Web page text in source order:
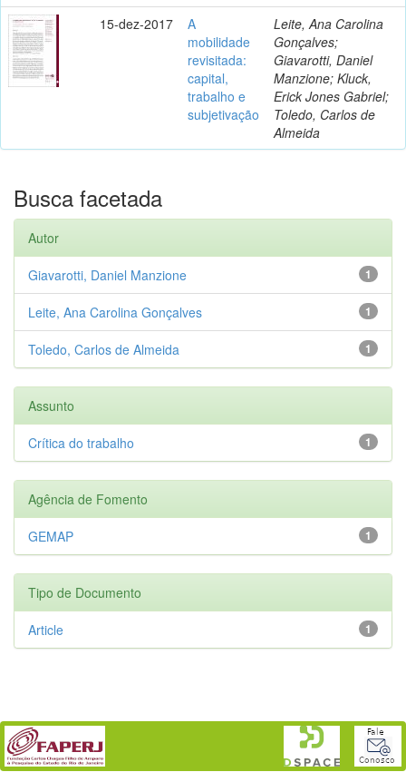
15-dez-2017
A
mobilidade
revisitada:
capital,
trabalho e
subjetivação
Leite, Ana Carolina
Gonçalves;
Giavarotti, Daniel
Manzione; Kluck,
Erick Jones Gabriel;
Toledo, Carlos de
Almeida
Busca facetada
Autor
1
Giavarotti, Daniel Manzione
1
Leite, Ana Carolina Gonçalves
1
Toledo, Carlos de Almeida
Assunto
1
Crítica do trabalho
Agência de Fomento
1
GEMAP
Tipo de Documento
1
Article